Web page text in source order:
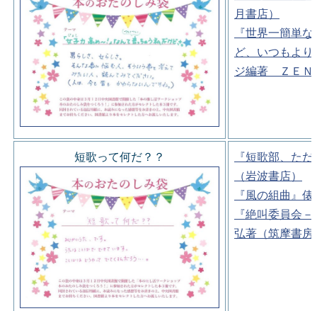
月書店）
『世界一簡単
ど、いつもよ
ジ編著 ＺＥＮ
短歌って何だ？？
『短歌部、た
（岩波書店）
『風の組曲』
『絶叫委員会
弘著（筑摩書房